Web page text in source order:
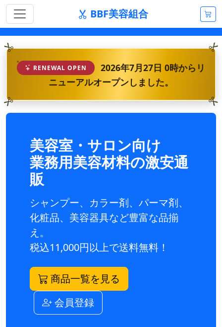
BBF美容組合
RENEWAL OPEN
2026年7月27日 0時からリ
ニューアルオープンしました。
美容室・サロン向け
業務用美容材料の激安通
販
シャンプー、カラー剤、パーマ剤、
化粧品、美容器具など豊富な品揃
え。
税込11,000円以上で送料無料！
商品一覧を見る
会員登録